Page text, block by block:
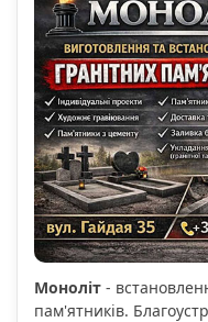
Моноліт -
пам'ятників.